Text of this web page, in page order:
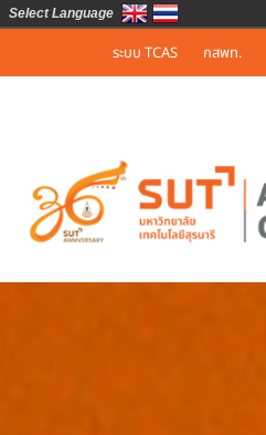
ระบบ TCAS กสพท.
Select Language